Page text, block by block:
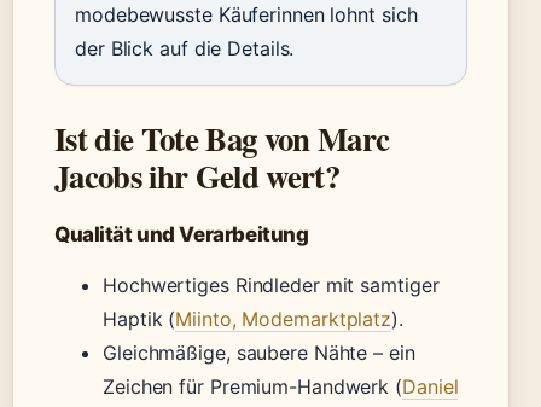
modebewusste Käuferinnen lohnt sich
der Blick auf die Details.
Ist die Tote Bag von Marc
Jacobs ihr Geld wert?
Qualität und Verarbeitung
Hochwertiges Rindleder mit samtiger
Haptik (Miinto, Modemarktplatz).
Gleichmäßige, saubere Nähte – ein
Zeichen für Premium-Handwerk (Daniel